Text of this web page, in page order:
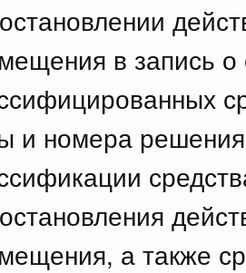
в запись
и номера
а также